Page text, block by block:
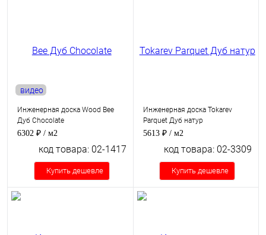
видео
Инженерная доска Wood Bee
Дуб Chocolate
6302 ₽ / м2
код товара: 02-1417
Купить дешевле
Инженерная доска Tokarev
Parquet Дуб натур
5613 ₽ / м2
код товара: 02-3309
Купить дешевле